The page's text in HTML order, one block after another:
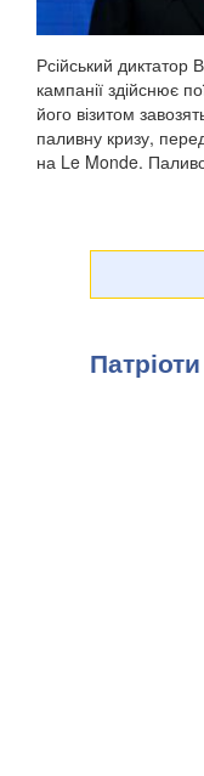
Рсійський диктатор
кампанії здійснює
його візитом
паливну кризу,
на Le Monde.